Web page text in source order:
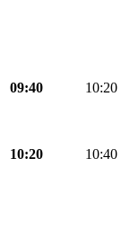
09:40 10:20
10:20 10:40